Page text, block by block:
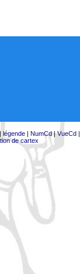
légende| NumCd|VueCd|
de cartex